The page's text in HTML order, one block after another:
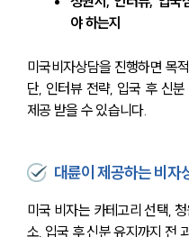
야 하는지
미국비자상담을 진행하면 목
단, 인터뷰 전략, 입국 후 신
제공 받을 수 있습니다.
대륜이 제공하는 비자
미국 비자는 카테고리 선택,
소, 입국 후 신분 유지까지 전